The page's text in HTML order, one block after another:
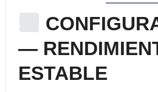
—
ESTABLE